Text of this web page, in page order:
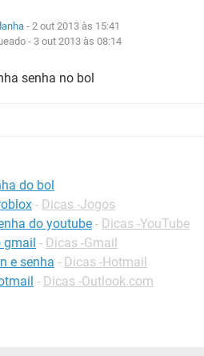
- 2 out 2013 às 15:41
- 3 out 2013 às 08:14
senha no bol
do bol
- Dicas -Jogos
do youtube - Dicas -YouTube
gmail - Dicas -Gmail
e senha - Dicas -Hotmail
- Dicas -Outlook.com